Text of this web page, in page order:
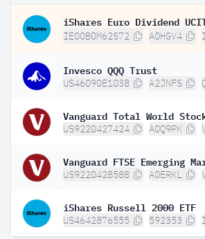
iShares Euro Dividend
IE00B0M62S72 A0HGV4
Invesco QQQ Trust
US46090E1038 A2JNFS
Vanguard Total World
US9220427424 A0Q9PK
US9220428588 A0ERKL
iShares Russell 2000 ETF
US4642876555 592353